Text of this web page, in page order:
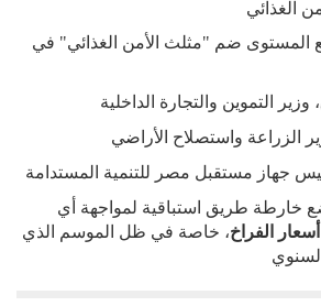
الغذائي
المستوى ضم "مثلث الأمن الغذائي" في
، وزير التموين والتجارة الداخلية
الزراعة واستصلاح الأراضي
جهاز مستقبل مصر للتنمية المستدامة
خارطة طريق استباقية لمواجهة أي
أسعار الفراخ، خاصة في ظل الموسم الذي